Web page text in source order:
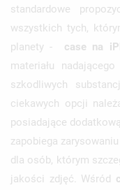
standardowe
wszystkich tych,
planety - case na
materiału
szkodliwych
ciekawych opcji
posiadające
zapobiega
dla osób, którym
jakości zdjęć. Wśród